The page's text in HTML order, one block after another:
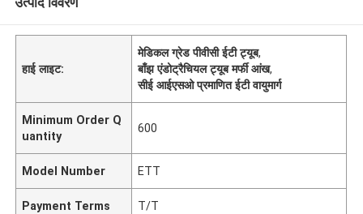
हाई लाइट:
मेडिकल ग्रेड पीवीसी ईटी ट्यूब,
बाँझ एंडोट्रैचियल ट्यूब मर्फी आंख,
सीई आईएसओ प्रमाणित ईटी वायुमार्ग
Minimum Order Q
uantity
600
Model Number ETT
Payment Terms T/T